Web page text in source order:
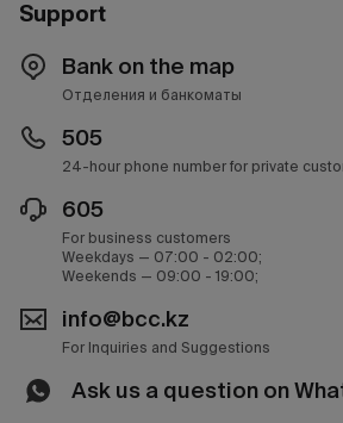
Support
Bank on the map
Отделения и банкоматы
505
24-hour phone number for private
605
For business customers
Weekdays — 07:00 - 02:00;
Weekends — 09:00 - 19:00;
info@bcc.kz
For Inquiries and Suggestions
Ask us a question on